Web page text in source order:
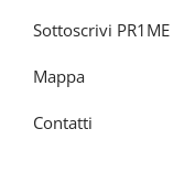
Sottoscrivi PR1ME
Mappa
Contatti